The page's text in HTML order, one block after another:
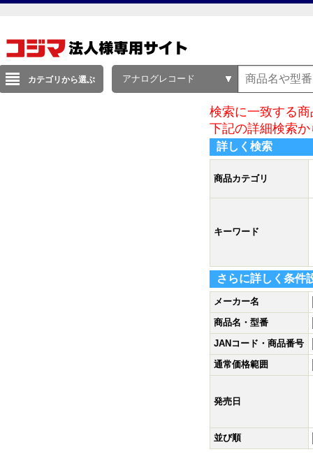
カテゴリから選ぶ アナログレコード
検索に一致する
下記の詳細検索
詳しく検索
商品カテゴリ
キーワード
さらに詳しく条件
メーカー名
商品名・型番
JANコード・商品番号
通常価格範囲
発売日
並び順